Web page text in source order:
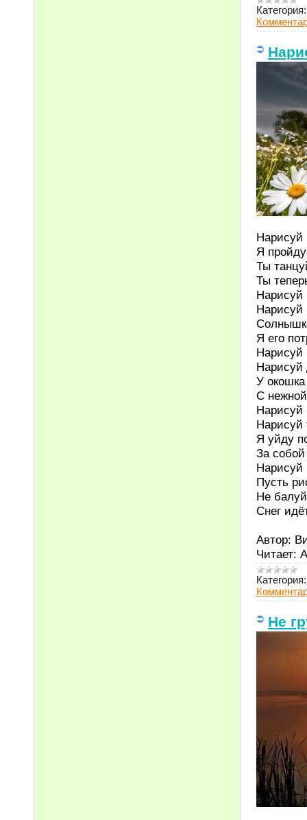
Категория:
Нарисуй
Я
Ты
Ты
Нарисуй
Нарисуй
Я его
Нарисуй
Нарисуй
У
С
Нарисуй
Нарисуй
Я уйду
За
Нарисуй
Пусть
Не
Снег
Автор:
Читает:
Категория:
Не